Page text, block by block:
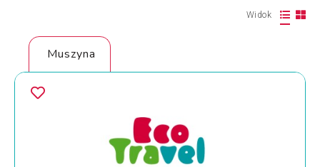
Widok
Muszyna